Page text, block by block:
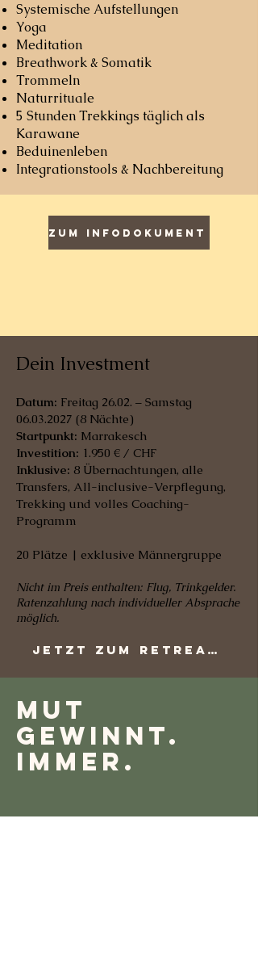
Systemische Aufstellungen
Yoga
Meditation
Breathwork & Somatik
Trommeln
Naturrituale
5 Stunden Trekkings täglich als
Karawane
Beduinenleben
Integrationstools & Nachbereitung
Zum Infodokument
Dein Investment
Datum: Freitag 26.02. – Samstag
06.03.2027 (8 Nächte)
Startpunkt: Marrakesch
Investition: 1.950 € / CHF
Inklusive: 8 Übernachtungen, alle
Transfers, All-inclusive-Verpflegung,
Trekking und volles Coaching-
Programm
20 Plätze | exklusive Männergruppe
Nicht im Preis enthalten: Flug, Trinkgelder.
Ratenzahlung nach individueller Absprache
möglich.
Jetzt zum Retreat anmelden
Mut
gewinnt.
Immer.